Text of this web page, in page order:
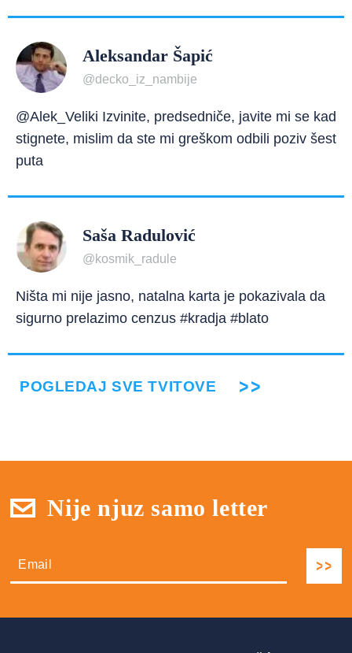
Aleksandar Šapić
@decko_iz_nambije
@Alek_Veliki Izvinite, predsedniče, javite mi se kad
stignete, mislim da ste mi greškom odbili poziv šest
puta
Saša Radulović
@kosmik_radule
Ništa mi nije jasno, natalna karta je pokazivala da
sigurno prelazimo cenzus #kradja #blato
POGLEDAJ SVE TVITOVE
Nije njuz samo letter